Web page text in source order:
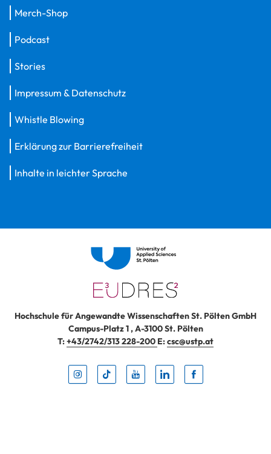
Merch-Shop
Podcast
Stories
Impressum & Datenschutz
Whistle Blowing
Erklärung zur Barrierefreiheit
Inhalte in leichter Sprache
Hochschule für Angewandte Wissenschaften St. Pölten GmbH
Campus-Platz 1,A-3100St. Pölten
T:+43/2742/313 228-200 E:csc@ustp.at